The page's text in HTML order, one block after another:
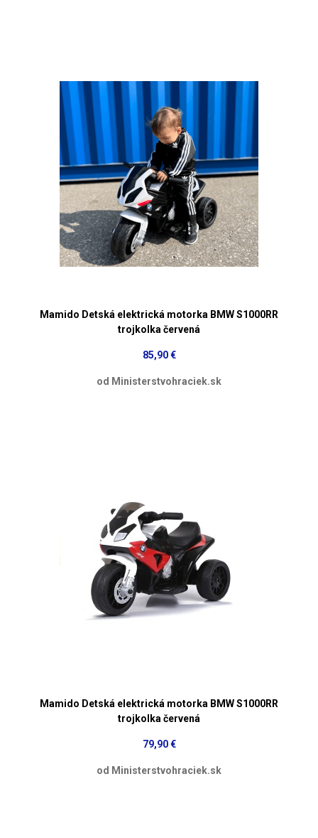
Mamido Detská elektrická motorka BMW S1000RR
trojkolka červená
85,90 €
od Ministerstvohraciek.sk
Mamido Detská elektrická motorka BMW S1000RR
trojkolka červená
79,90 €
od Ministerstvohraciek.sk